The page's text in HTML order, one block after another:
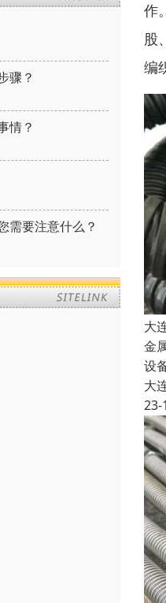
骤？
情？
需要注意什么？
作
股
编
大
金
设
大
23-